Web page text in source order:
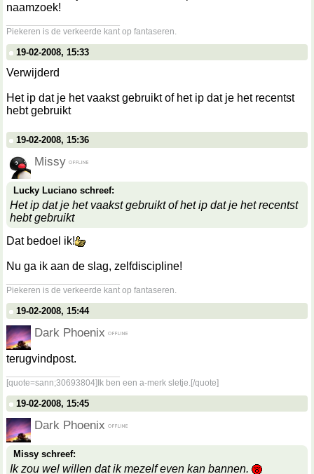
naamzoek!
Piekeren is de verkeerde kant op fantaseren.
19-02-2008, 15:33
Verwijderd
Het ip dat je het vaakst gebruikt of het ip dat je het recentst
hebt gebruikt
19-02-2008, 15:36
Missy
Lucky Luciano schreef:
Het ip dat je het vaakst gebruikt of het ip dat je het recentst
hebt gebruikt
Dat bedoel ik!
Nu ga ik aan de slag, zelfdiscipline!
Piekeren is de verkeerde kant op fantaseren.
19-02-2008, 15:44
Dark Phoenix
terugvindpost.
[quote=sann;30693804]Ik ben een a-merk sletje.[/quote]
19-02-2008, 15:45
Dark Phoenix
Missy schreef:
Ik zou wel willen dat ik mezelf even kan bannen.